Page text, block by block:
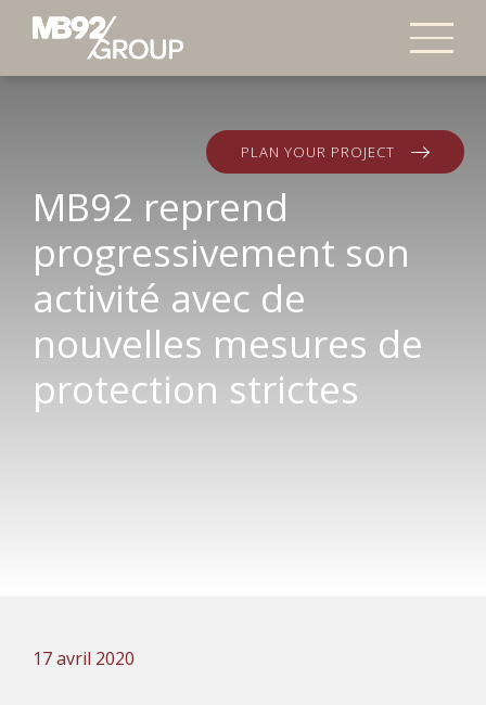
PLAN YOUR PROJECT
MB92 reprend
progressivement son
activité avec de
nouvelles mesures de
protection strictes
17 avril 2020